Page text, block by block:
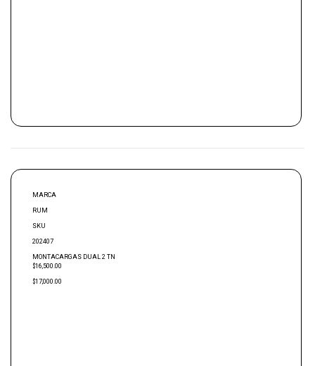
MARCA
RUM
SKU
202407
MONTACARGAS DUAL 2 TN
$16,500.00
$17,000.00